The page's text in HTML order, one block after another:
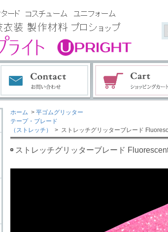
ホーム > 平ゴムグリッター
テープ・ブレード
（ストレッチ）
> ストレッチグリッターブレード
ストレッチグリッターブレード